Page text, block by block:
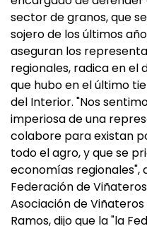
sector de granos, que
sojero de los últimos
aseguran los
regionales, radica en el
que hubo en el último
del Interior. "Nos
imperiosa de una
colabore para existan
todo el agro, y que se
economías regionales",
Federación de
Asociación de
Ramos, dijo que la "la